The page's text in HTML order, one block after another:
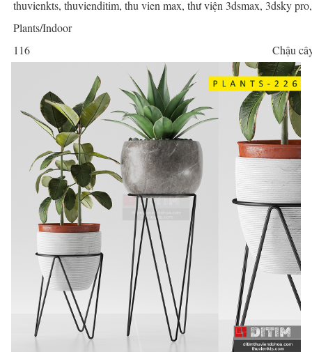
thuvienkts, thuvienditim, thu vien max, thư viện 3dsmax, 3dsky
Plants/Indoor
116
Chậu